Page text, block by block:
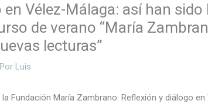
Vélez-Málaga: así han sido
de verano “María
lecturas”
Luis
Fundación María Zambrano: Reflexión y diálogo en